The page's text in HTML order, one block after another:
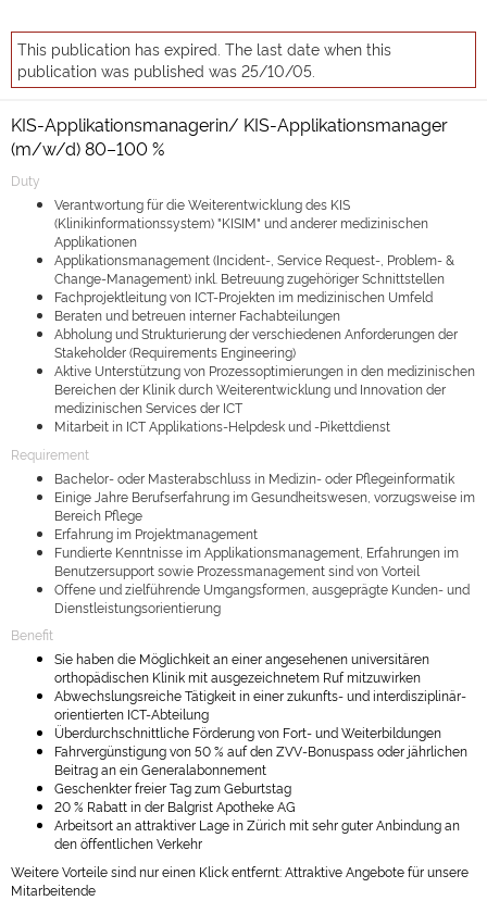
This publication has expired. The last date when this
publication was published was 25/10/05.
KIS-Applikationsmanagerin/ KIS-Applikationsmanager
(m/w/d) 80–100 %
Duty
Verantwortung für die Weiterentwicklung des KIS
(Klinikinformationssystem) "KISIM" und anderer medizinischen
Applikationen
Applikationsmanagement (Incident-, Service Request-, Problem- &
Change-Management) inkl. Betreuung zugehöriger Schnittstellen
Fachprojektleitung von ICT-Projekten im medizinischen Umfeld
Beraten und betreuen interner Fachabteilungen
Abholung und Strukturierung der verschiedenen Anforderungen der
Stakeholder (Requirements Engineering)
Aktive Unterstützung von Prozessoptimierungen in den medizinischen
Bereichen der Klinik durch Weiterentwicklung und Innovation der
medizinischen Services der ICT
Mitarbeit in ICT Applikations-Helpdesk und -Pikettdienst
Requirement
Bachelor- oder Masterabschluss in Medizin- oder Pflegeinformatik
Einige Jahre Berufserfahrung im Gesundheitswesen, vorzugsweise im
Bereich Pflege
Erfahrung im Projektmanagement
Fundierte Kenntnisse im Applikationsmanagement, Erfahrungen im
Benutzersupport sowie Prozessmanagement sind von Vorteil
Offene und zielführende Umgangsformen, ausgeprägte Kunden- und
Dienstleistungsorientierung
Benefit
Sie haben die Möglichkeit an einer angesehenen universitären
orthopädischen Klinik mit ausgezeichnetem Ruf mitzuwirken
Abwechslungsreiche Tätigkeit in einer zukunfts- und interdisziplinär-
orientierten ICT-Abteilung
Überdurchschnittliche Förderung von Fort- und Weiterbildungen
Fahrvergünstigung von 50 % auf den ZVV-Bonuspass oder jährlichen
Beitrag an ein Generalabonnement
Geschenkter freier Tag zum Geburtstag
20 % Rabatt in der Balgrist Apotheke AG
Arbeitsort an attraktiver Lage in Zürich mit sehr guter Anbindung an
den öffentlichen Verkehr
Weitere Vorteile sind nur einen Klick entfernt: Attraktive Angebote für unsere
Mitarbeitende